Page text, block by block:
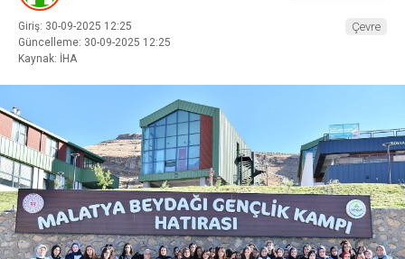
Giriş: 30-09-2025 12:25
Güncelleme: 30-09-2025 12:25
Kaynak: İHA
Çevre